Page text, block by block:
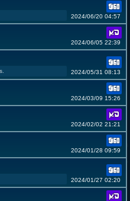
2024/06/20 04:57
2024/06/05 22:39
2024/05/31 08:13
2024/03/09 15:26
2024/02/02 21:21
2024/01/28 09:59
2024/01/27 02:20